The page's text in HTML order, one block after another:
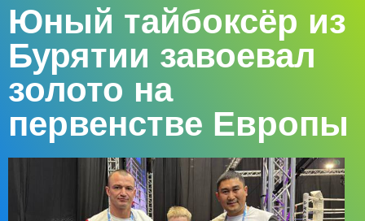
Юный тайбоксёр из
Бурятии завоевал
золото на
первенстве Европы